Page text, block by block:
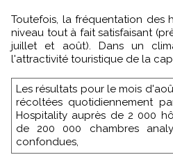
Toutefois, la fréquentation des
niveau tout à fait satisfaisant
juillet et août). Dans un
l'attractivité touristique de la
Les résultats pour le mois d'août sont issus des données
récoltées quotidiennement
Hospitality auprès de 2 000
de 200 000 chambres
confondues,